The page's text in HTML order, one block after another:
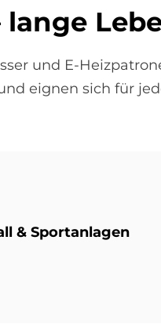
und E-
eignen sich für
& Sport­an­la­gen